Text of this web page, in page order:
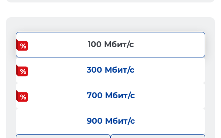
100 Мбит/с
300 Мбит/с
700 Мбит/с
900 Мбит/с